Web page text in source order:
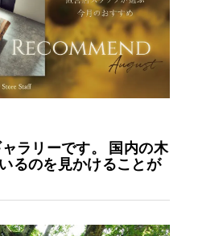
ラリーです。 国内の木
るのを見かけることが